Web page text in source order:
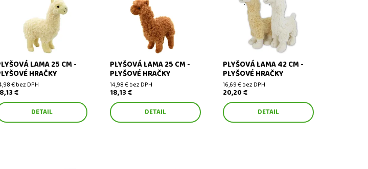
Plyšová lama 25 cm - plyšové
LAMA 25 CM -
HRAČKY
€ bez DPH
€
DETAIL
Plyšová lama 25 cm - plyšové
hračky
PLYŠOVÁ LAMA 25 CM -
PLYŠOVÉ HRAČKY
14,98 € bez DPH
18,13 €
DETAIL
Plyšová lama 42 cm - plyšové
PLYŠOVÁ LAMA 42 CM -
PLYŠOVÉ HRAČKY
16,69 € bez DPH
20,20 €
DETAIL